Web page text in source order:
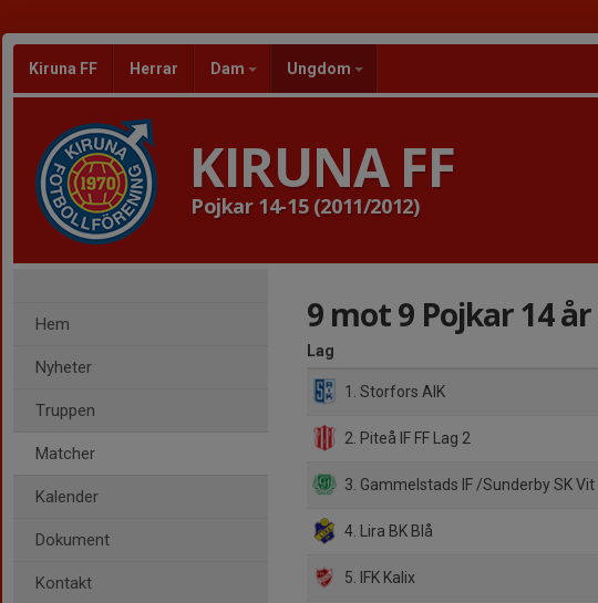
Kiruna FF Herrar Dam Ungdom
KIRUNA FF
Pojkar 14-15 (2011/2012)
Hem
Nyheter
Truppen
Matcher
Kalender
Dokument
Kontakt
9 mot 9 Pojkar 14 år
Lag
1. Storfors AIK
2. Piteå IF FF Lag 2
3. Gammelstads IF /Sunderby SK Vit
4. Lira BK Blå
5. IFK Kalix